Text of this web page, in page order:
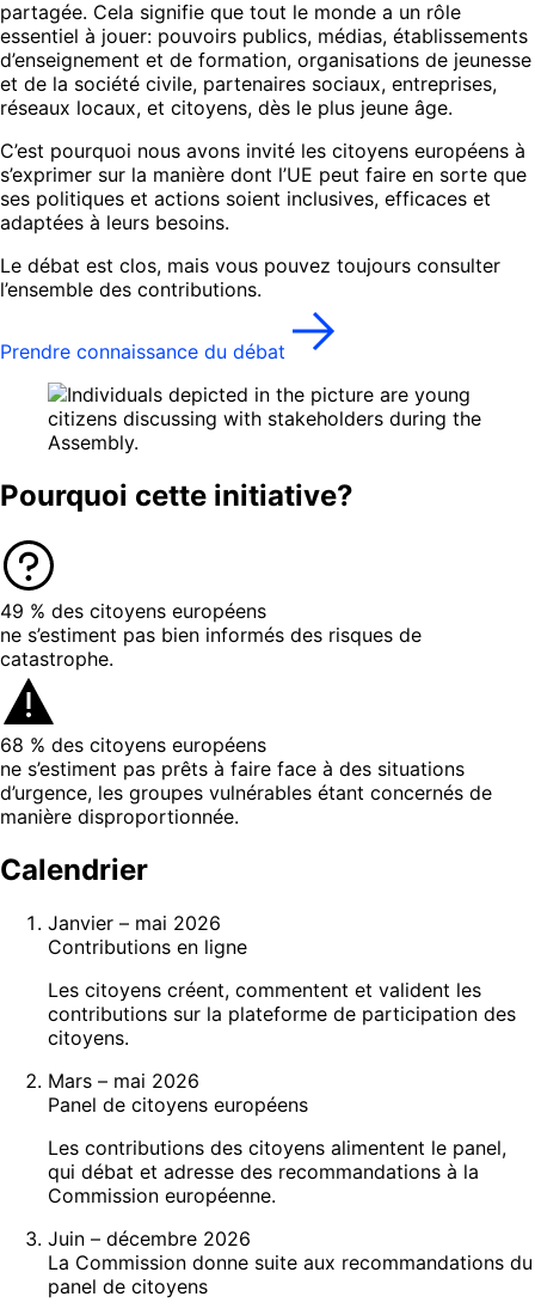
partagée. Cela signifie que tout le monde a un rôle
essentiel à jouer: pouvoirs publics, médias, établissements
d’enseignement et de formation, organisations de jeunesse
et de la société civile, partenaires sociaux, entreprises,
réseaux locaux, et citoyens, dès le plus jeune âge.
C’est pourquoi nous avons invité les citoyens européens à
s’exprimer sur la manière dont l’UE peut faire en sorte que
ses politiques et actions soient inclusives, efficaces et
adaptées à leurs besoins.
Le débat est clos, mais vous pouvez toujours consulter
l’ensemble des contributions.
Prendre connaissance du débat
Pourquoi cette initiative?
49 % des citoyens européens
ne s’estiment pas bien informés des risques de
catastrophe.
68 % des citoyens européens
ne s’estiment pas prêts à faire face à des situations
d’urgence, les groupes vulnérables étant concernés de
manière disproportionnée.
Calendrier
Janvier – mai 2026
Contributions en ligne
Les citoyens créent, commentent et valident les
contributions sur la plateforme de participation des
citoyens.
Mars – mai 2026
Panel de citoyens européens
Les contributions des citoyens alimentent le panel,
qui débat et adresse des recommandations à la
Commission européenne.
Juin – décembre 2026
La Commission donne suite aux recommandations du
panel de citoyens